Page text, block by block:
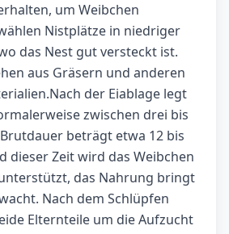
um Weibchen
Nistplätze in niedriger
das Nest gut versteckt ist.
aus Gräsern und anderen
der Eiablage legt
zwischen drei bis
beträgt etwa 12 bis
dieser Zeit wird das Weibchen
das Nahrung bringt
Nach dem Schlüpfen
Elternteile um die Aufzucht